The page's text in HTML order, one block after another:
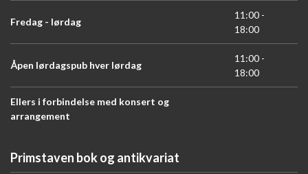
Fredag - lørdag
11:00 -
18:00
Åpen lørdagspub hver lørdag
11:00 -
18:00
Ellers i forbindelse med konsert og
arrangement
Primstaven bok og antikvariat